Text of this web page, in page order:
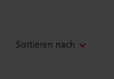
Sortieren nach